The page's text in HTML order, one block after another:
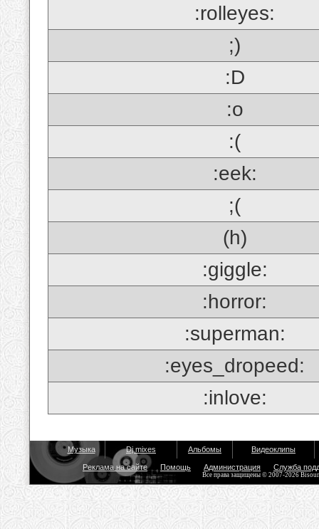
:rolleyes:
;)
:D
:o
:(
:eek:
;(
(h)
:giggle:
:horror:
:superman:
:eyes_dropeed:
:inlove:
Музыка Dj mixes Альбомы Видеоклипы
Реклама на сайте Помощь Администрация Служба
Все права защищены © 2007-2026